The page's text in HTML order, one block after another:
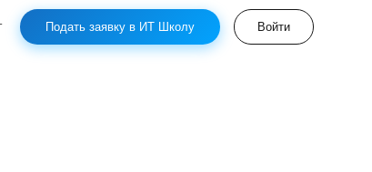
Подать заявку в ИТ Школу Войти